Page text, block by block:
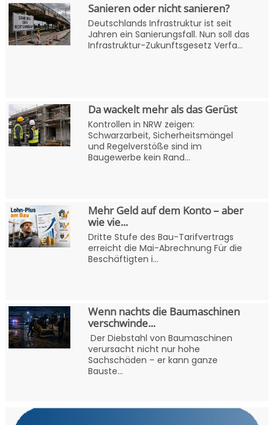
Sanieren oder nicht sanieren?
Deutschlands Infrastruktur ist seit
Jahren ein Sanierungsfall. Nun soll das
Infrastruktur-Zukunftsgesetz Verfa...
Da wackelt mehr als das Gerüst
Kontrollen in NRW zeigen:
Schwarzarbeit, Sicherheitsmängel
und Regelverstöße sind im
Baugewerbe kein Rand...
Mehr Geld auf dem Konto – aber
wie vie...
Dritte Stufe des Bau-Tarifvertrags
erreicht die Mai-Abrechnung Für die
Beschäftigten i...
Wenn nachts die Baumaschinen
verschwinde...
Der Diebstahl von Baumaschinen
verursacht nicht nur hohe
Sachschäden – er kann ganze
Bauste...